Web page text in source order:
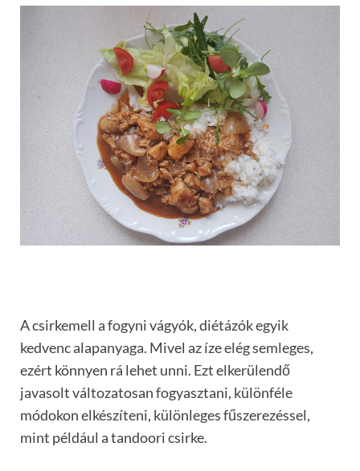
A csirkemell a fogyni vágyók, diétázók egyik
kedvenc alapanyaga. Mivel az íze elég semleges,
ezért könnyen rá lehet unni. Ezt elkerülendő
javasolt változatosan fogyasztani, különféle
módokon elkészíteni, különleges fűszerezéssel,
mint például a tandoori csirke.